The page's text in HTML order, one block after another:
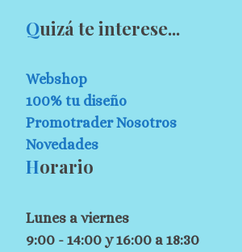
Quizá te interese...
Webshop
100% tu diseño
Promotrader Nosotros
Novedades
Horario
Lunes a viernes
9:00 - 14:00 y 16:00 a 18:30